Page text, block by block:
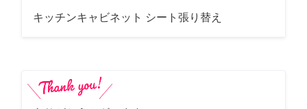
キッチンキャビネット シート張り替え